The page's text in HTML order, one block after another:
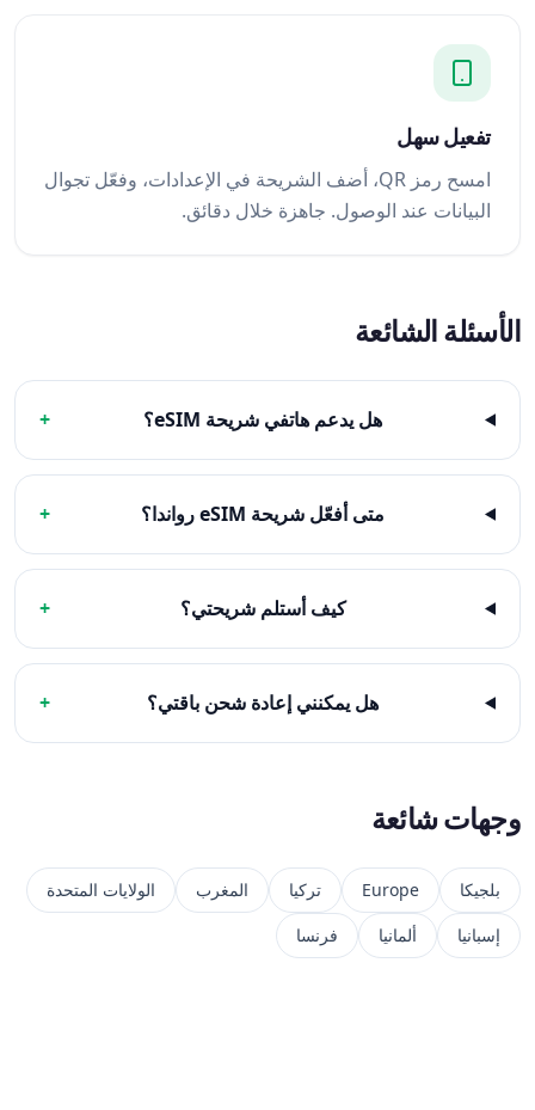
تفعيل سهل
امسح رمز QR، أضف الشريحة في الإعدادات، وفعّل تجوال
البيانات عند الوصول. جاهزة خلال دقائق.
الأسئلة الشائعة
هل يدعم هاتفي شريحة eSIM؟ +
متى أفعّل شريحة eSIM رواندا؟ +
كيف أستلم شريحتي؟ +
هل يمكنني إعادة شحن باقتي؟ +
وجهات شائعة
بلجيكا Europe تركيا المغرب
الولايات المتحدة
إسبانيا
ألمانيا فرنسا